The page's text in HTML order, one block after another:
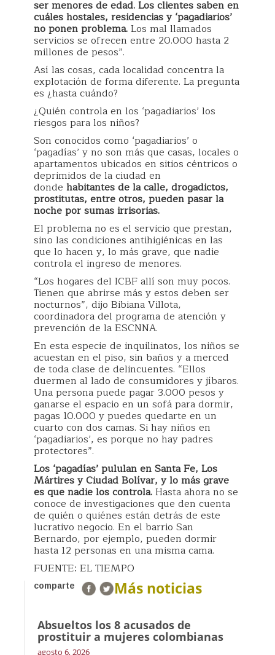
ser menores de edad. Los clientes saben en
cuáles hostales, residencias y ‘pagadiarios’
no ponen problema.Los mal llamados
servicios se ofrecen entre 20.000 hasta 2
millones de pesos”.
Así las cosas, cada localidad concentra la
explotación de forma diferente. La pregunta
es ¿hasta cuándo?
¿Quién controla en los ‘pagadiarios’ los
riesgos para los niños?
Son conocidos como ‘pagadiarios’ o
‘pagadías’ y no son más que casas, locales o
apartamentos ubicados en sitios céntricos o
deprimidos de la ciudad en
donde habitantes de la calle, drogadictos,
prostitutas, entre otros, pueden pasar la
noche por sumas irrisorias.
El problema no es el servicio que prestan,
sino las condiciones antihigiénicas en las
que lo hacen y, lo más grave, que nadie
controla el ingreso de menores.
“Los hogares del ICBF allí son muy pocos.
Tienen que abrirse más y estos deben ser
nocturnos”, dijo Bibiana Villota,
coordinadora del programa de atención y
prevención de la ESCNNA.
En esta especie de inquilinatos, los niños se
acuestan en el piso, sin baños y a merced
de toda clase de delincuentes. “Ellos
duermen al lado de consumidores y jíbaros.
Una persona puede pagar 3.000 pesos y
ganarse el espacio en un sofá para dormir,
pagas 10.000 y puedes quedarte en un
cuarto con dos camas. Si hay niños en
‘pagadiarios’, es porque no hay padres
protectores”.
Los ‘pagadías’ pululan en Santa Fe, Los
Mártires y Ciudad Bolívar, y lo más grave
es que nadie los controla.Hasta ahora no se
conoce de investigaciones que den cuenta
de quién o quiénes están detrás de este
lucrativo negocio. En el barrio San
Bernardo, por ejemplo, pueden dormir
hasta 12 personas en una misma cama.
FUENTE: EL TIEMPO
comparte Más noticias
Absueltos los 8 acusados de
prostituir a mujeres colombianas
agosto 6, 2026